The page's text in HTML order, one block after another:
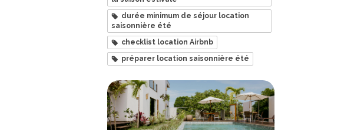
durée minimum de séjour location
saisonnière été
checklist location Airbnb
préparer location saisonnière été